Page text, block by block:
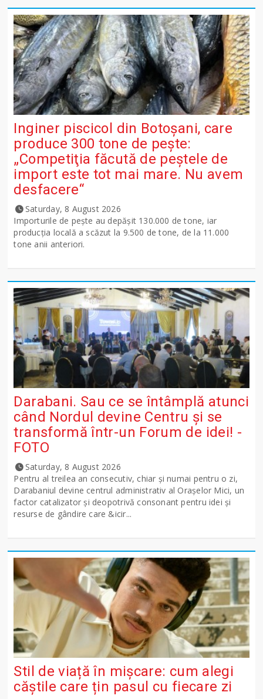
Inginer piscicol din Botoşani, care
produce 300 tone de peşte:
„Competiţia făcută de peştele de
import este tot mai mare. Nu avem
desfacere“
Saturday, 8 August 2026
Importurile de peşte au depăşit 130.000 de tone, iar
producţia locală a scăzut la 9.500 de tone, de la 11.000
tone anii anteriori.
Darabani. Sau ce se întâmplă atunci
când Nordul devine Centru și se
transformă într-un Forum de idei! -
FOTO
Saturday, 8 August 2026
Pentru al treilea an consecutiv, chiar și numai pentru o zi,
Darabaniul devine centrul administrativ al Orașelor Mici, un
factor catalizator și deopotrivă consonant pentru idei și
resurse de gândire care &icir...
Stil de viață în mișcare: cum alegi
căștile care țin pasul cu fiecare zi